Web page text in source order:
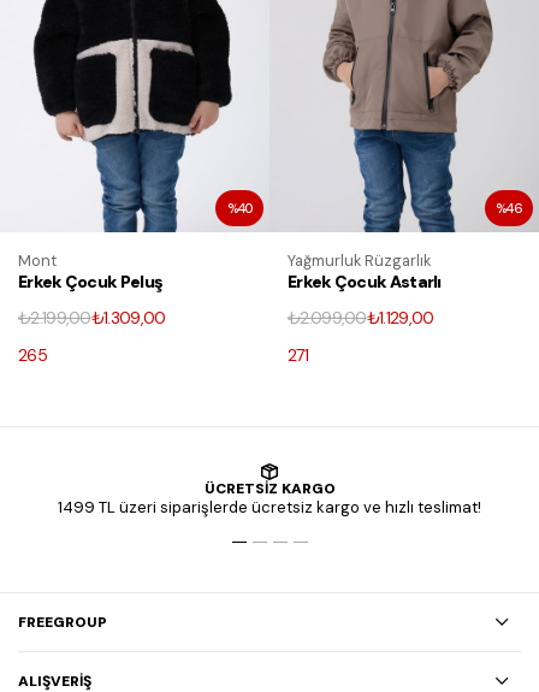
%40
Mont
Erkek Çocuk Peluş
Kışlık Mont₺1.309,00
₺2.199,00
265
%46
Yağmurluk Rüzgarlık
Erkek Çocuk Astarlı
Geçirmez
Kapüşonlu Çift
Fermuarlı
₺1.129,00
₺2.099,00
271
ÜCRETSİZ KARGO
1499 TL üzeri siparişlerde ücretsiz kargo ve hızlı teslimat!
FREEGROUP
ALIŞVERİŞ